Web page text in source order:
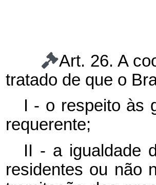
Art. 26. A
tratado de que o
I - o respeito às
requerente;
II - a igualdade
residentes ou não